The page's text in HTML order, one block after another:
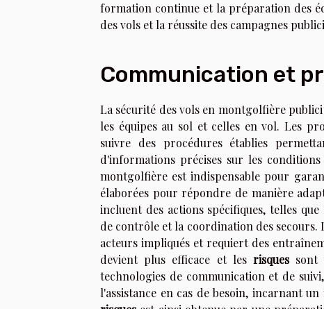
formation continue et la préparation des
des vols et la réussite des campagnes
Communication et
La sécurité des vols en montgolfière
les équipes au sol et celles en vol. Les
suivre des procédures établies
d'informations précises sur les
montgolfière est indispensable pour
élaborées pour répondre de manière
incluent des actions spécifiques, telles
de contrôle et la coordination des
acteurs impliqués et requiert des
devient plus efficace et lesrisquessont
technologies de communication et de
l'assistance en cas de besoin, incarnant